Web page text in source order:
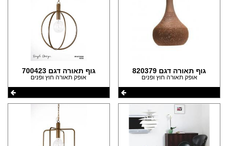
גוף תאורה דגם 820379
אופק תאורה חוץ ופנים
גוף תאורה דגם 700423
אופק תאורה חוץ ופנים